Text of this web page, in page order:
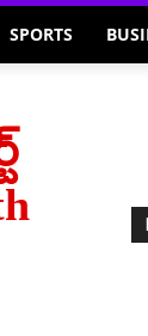
SPORTS